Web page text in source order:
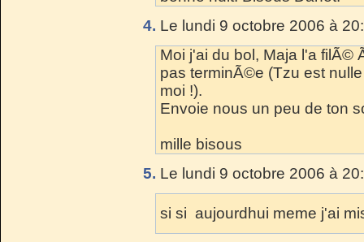
4. Le lundi 9 octobre 2006 à
Moi j'ai du bol, Maja l'a filÃ©
pas terminÃ©e (Tzu est
moi !).
Envoie nous un peu de ton
mille bisous
5. Le lundi 9 octobre 2006 à
si si aujourdhui meme j'ai